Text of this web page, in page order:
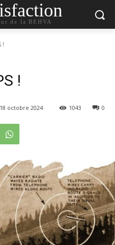
de la BEHVA
!
!
18 octobre 2024 0
1043